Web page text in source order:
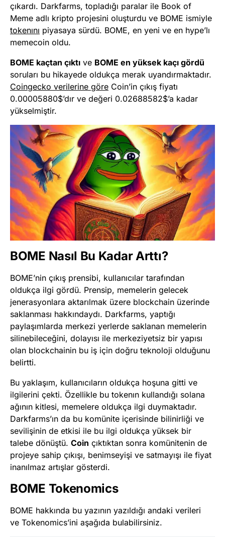
çıkardı. Darkfarms, topladığı paralar ile Book of
Meme adlı kripto projesini oluşturdu ve BOME ismiyle
tokenını piyasaya sürdü. BOME, en yeni ve en hype’lı
memecoin oldu.
BOME kaçtan çıktı ve BOME en yüksek kaçı gördü
soruları bu hikayede oldukça merak uyandırmaktadır.
Coingecko verilerine göre Coin’in çıkış fiyatı
0.00005880$’dır ve değeri 0.02688582$’a kadar
yükselmiştir.
BOME Nasıl Bu Kadar Arttı?
BOME’nin çıkış prensibi, kullanıcılar tarafından
oldukça ilgi gördü. Prensip, memelerin gelecek
jenerasyonlara aktarılmak üzere blockchain üzerinde
saklanması hakkındaydı. Darkfarms, yaptığı
paylaşımlarda merkezi yerlerde saklanan memelerin
silinebileceğini, dolayısı ile merkeziyetsiz bir yapısı
olan blockchainin bu iş için doğru teknoloji olduğunu
belirtti.
Bu yaklaşım, kullanıcıların oldukça hoşuna gitti ve
ilgilerini çekti. Özellikle bu tokenın kullandığı solana
ağının kitlesi, memelere oldukça ilgi duymaktadır.
Darkfarms’ın da bu komünite içerisinde bilinirliği ve
sevilişinin de etkisi ile bu ilgi oldukça yüksek bir
talebe dönüştü. Coin çıktıktan sonra komünitenin de
projeye sahip çıkışı, benimseyişi ve satmayışı ile fiyat
inanılmaz artışlar gösterdi.
BOME Tokenomics
BOME hakkında bu yazının yazıldığı andaki verileri
ve Tokenomics’ini aşağıda bulabilirsiniz.